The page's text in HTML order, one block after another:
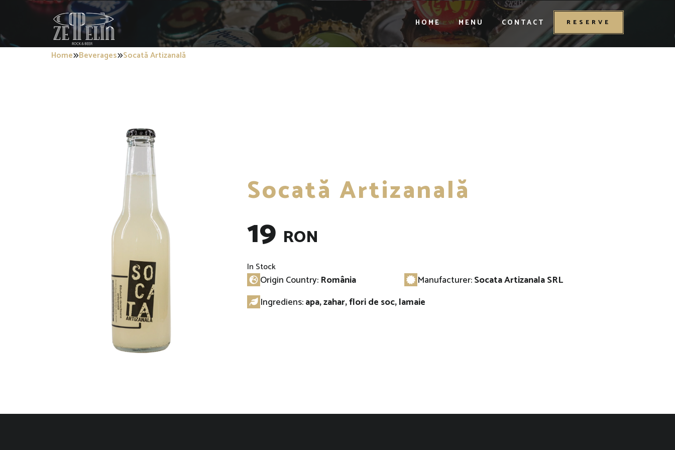
RESERVE
HOME MENU CONTACT
Home Beverages Socată Artizanală
Socată Artizanală
19 RON
In Stock
Origin Country: România Manufacturer:Socata Artizanala SRL
Ingrediens:apa, zahar, flori de soc, lamaie